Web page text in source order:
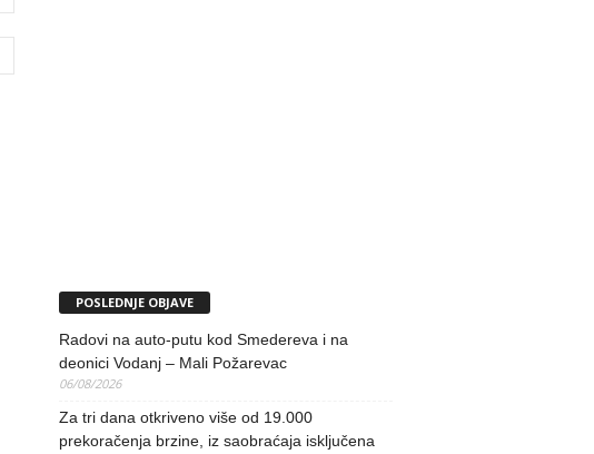
POSLEDNJE OBJAVE
Radovi na auto-putu kod Smedereva i na
deonici Vodanj – Mali Požarevac
06/08/2026
Za tri dana otkriveno više od 19.000
prekoračenja brzine, iz saobraćaja isključena